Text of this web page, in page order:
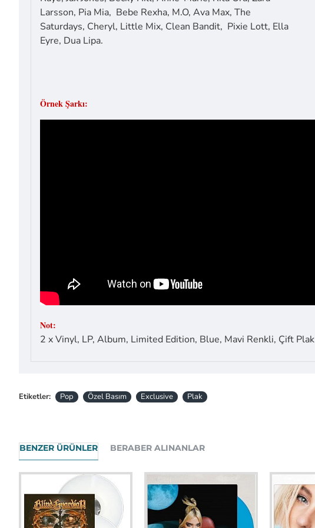
Larsson, Pia Mia, Bebe Rexha, M.O, Ava Max, The
Saturdays, Cheryl, Little Mix, Clean Bandit, Pixie Lott, Ella
Eyre, Dua Lipa.
Örnek Şarkı:
Not:
2 x Vinyl, LP, Album, Limited Edition, Blue, Mavi Renkli, Çift Plak
Etiketler: Pop Özel Basım Exclusive Plak
BENZER ÜRÜNLER BERABER ALINANLAR